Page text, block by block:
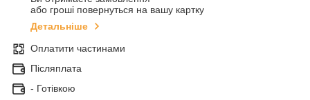
або гроші повернуться на вашу картку
Детальніше
Оплатити частинами
Післяплата
- Готівкою